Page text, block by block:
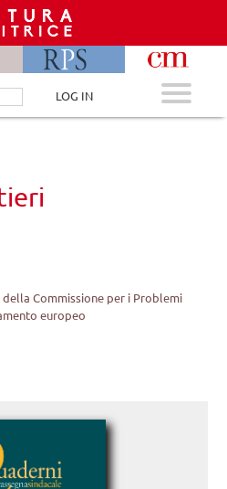
LOG IN
Commissione per i Problemi
europeo